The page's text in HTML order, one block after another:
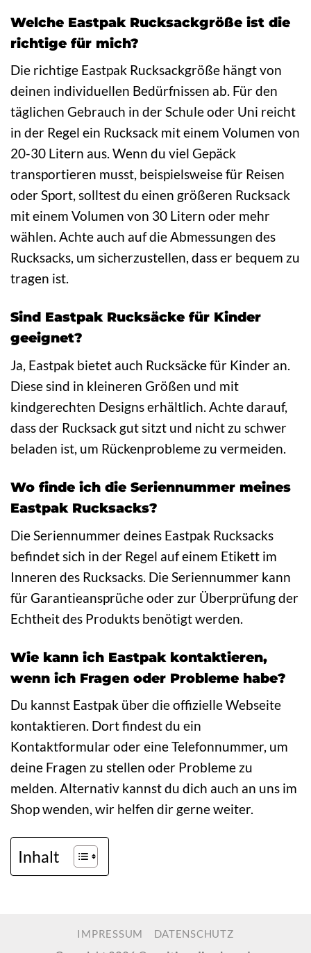
Welche Eastpak Rucksackgröße ist die
richtige für mich?
Die richtige Eastpak Rucksackgröße hängt von
deinen individuellen Bedürfnissen ab. Für den
täglichen Gebrauch in der Schule oder Uni reicht
in der Regel ein Rucksack mit einem Volumen von
20-30 Litern aus. Wenn du viel Gepäck
transportieren musst, beispielsweise für Reisen
oder Sport, solltest du einen größeren Rucksack
mit einem Volumen von 30 Litern oder mehr
wählen. Achte auch auf die Abmessungen des
Rucksacks, um sicherzustellen, dass er bequem zu
tragen ist.
Sind Eastpak Rucksäcke für Kinder
geeignet?
Ja, Eastpak bietet auch Rucksäcke für Kinder an.
Diese sind in kleineren Größen und mit
kindgerechten Designs erhältlich. Achte darauf,
dass der Rucksack gut sitzt und nicht zu schwer
beladen ist, um Rückenprobleme zu vermeiden.
Wo finde ich die Seriennummer meines
Eastpak Rucksacks?
Die Seriennummer deines Eastpak Rucksacks
befindet sich in der Regel auf einem Etikett im
Inneren des Rucksacks. Die Seriennummer kann
für Garantieansprüche oder zur Überprüfung der
Echtheit des Produkts benötigt werden.
Wie kann ich Eastpak kontaktieren,
wenn ich Fragen oder Probleme habe?
Du kannst Eastpak über die offizielle Webseite
kontaktieren. Dort findest du ein
Kontaktformular oder eine Telefonnummer, um
deine Fragen zu stellen oder Probleme zu
melden. Alternativ kannst du dich auch an uns im
Shop wenden, wir helfen dir gerne weiter.
Inhalt
IMPRESSUM DATENSCHUTZ